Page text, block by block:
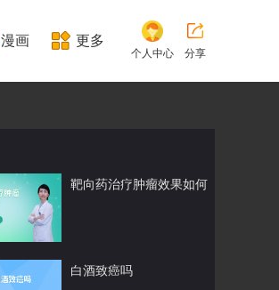
漫画 更多
个人中心 分享
靶向药治疗肿瘤效果如何
白酒致癌吗